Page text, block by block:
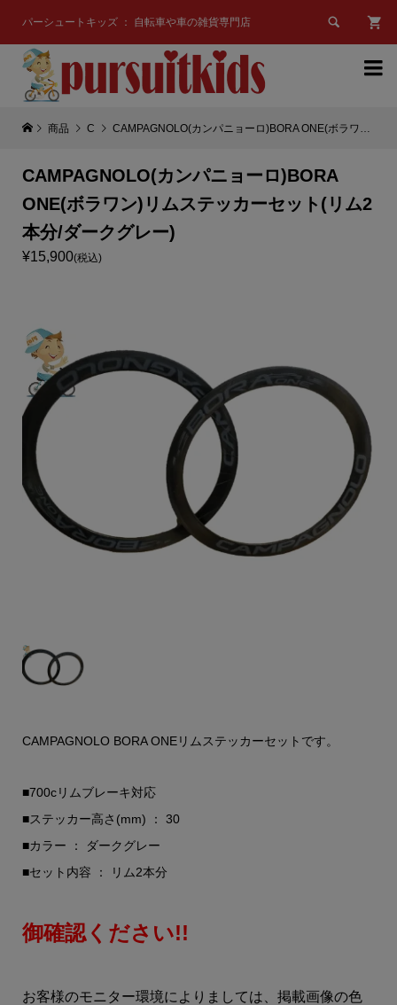
パーシュートキッズ ： 自転車や車の雑貨専門店 

商品 C CAMPAGNOLO(カンパニョーロ)BORA ONE(ボラワン)リムステッカーセット(リム2本分/ダークグレー)
CAMPAGNOLO(カンパニョーロ)BORA
ONE(ボラワン)リムステッカーセット(リム2
本分/ダークグレー)
¥15,900(税込)
CAMPAGNOLO BORA ONEリムステッカーセットです。
■700cリムブレーキ対応
■ステッカー高さ(mm) ： 30
■カラー ： ダークグレー
■セット内容 ： リム2本分
御確認ください!!
お客様のモニター環境によりましては、掲載画像の色